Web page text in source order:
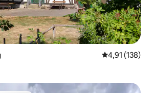
4,91 de uma
4,91 (138)